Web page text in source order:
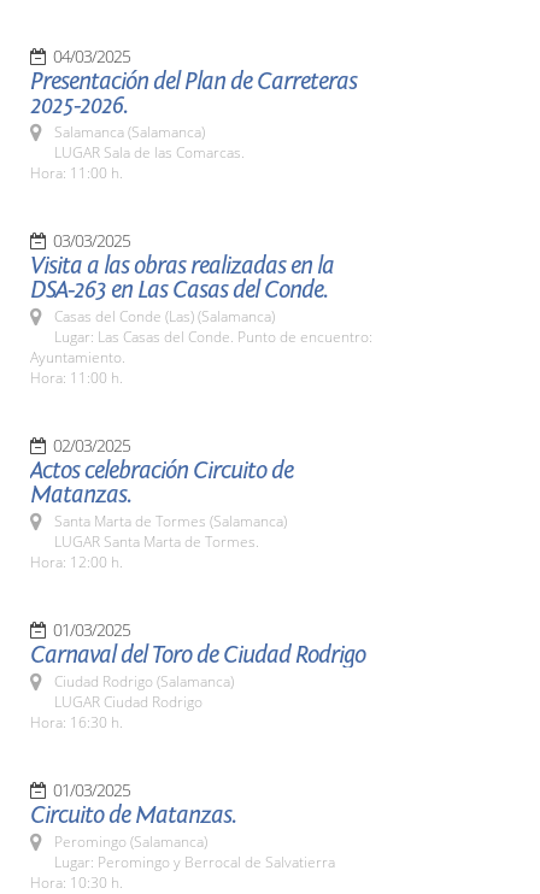
04/03/2025
Presentación del Plan de Carreteras
2025-2026.
Salamanca (Salamanca)
LUGAR Sala de las Comarcas.
Hora: 11:00 h.
03/03/2025
Visita a las obras realizadas en la
DSA-263 en Las Casas del Conde.
Casas del Conde (Las) (Salamanca)
Lugar: Las Casas del Conde. Punto de encuentro:
Ayuntamiento.
Hora: 11:00 h.
02/03/2025
Actos celebración Circuito de
Matanzas.
Santa Marta de Tormes (Salamanca)
LUGAR Santa Marta de Tormes.
Hora: 12:00 h.
01/03/2025
Carnaval del Toro de Ciudad Rodrigo
Ciudad Rodrigo (Salamanca)
LUGAR Ciudad Rodrigo
Hora: 16:30 h.
01/03/2025
Circuito de Matanzas.
Peromingo (Salamanca)
Lugar: Peromingo y Berrocal de Salvatierra
Hora: 10:30 h.